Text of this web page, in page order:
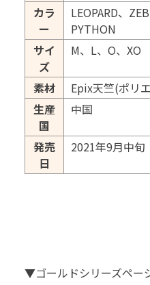
カラ
ー
LEOPARD、
PYTHON
サイ
ズ
M、L、O、XO
素材
Epix天竺(ポリ
生産
国
中国
発売
日
2021年9月中旬
▼ゴールドシリーズペー